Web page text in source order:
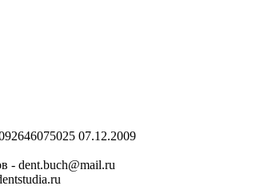
07.12.2009
- dent.buch@mail.ru